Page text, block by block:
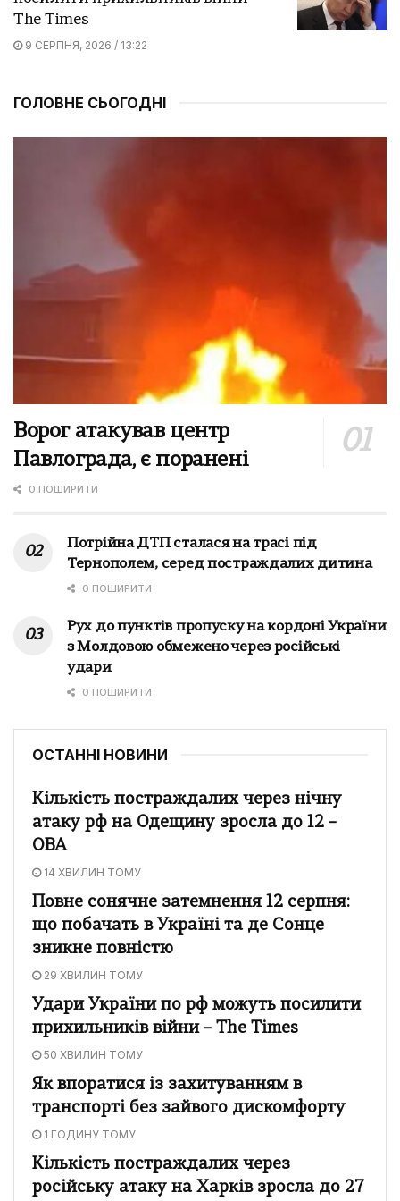
The Times
9 СЕРПНЯ, 2026 / 13:22
ГОЛОВНЕ СЬОГОДНІ
Ворог атакував центр
Павлограда, є поранені
0 ПОШИРИТИ
Потрійна ДТП сталася на трасі під
Тернополем, серед постраждалих дитина
0 ПОШИРИТИ
Рух до пунктів пропуску на кордоні України
з Молдовою обмежено через російські
удари
0 ПОШИРИТИ
ОСТАННІ НОВИНИ
Кількість постраждалих через нічну
атаку рф на Одещину зросла до 12 –
ОВА
14 ХВИЛИН ТОМУ
Повне сонячне затемнення 12 серпня:
що побачать в Україні та де Сонце
зникне повністю
29 ХВИЛИН ТОМУ
Удари України по рф можуть посилити
прихильників війни – The Times
50 ХВИЛИН ТОМУ
Як впоратися із захитуванням в
транспорті без зайвого дискомфорту
1 ГОДИНУ ТОМУ
Кількість постраждалих через
російську атаку на Харків зросла до 27